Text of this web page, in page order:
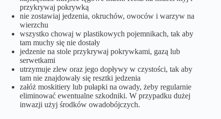
przykrywaj pokrywką
nie zostawiaj jedzenia, okruchów, owoców i warzyw na
wierzchu
wszystko chowaj w plastikowych pojemnikach, tak aby
tam muchy się nie dostały
jedzenie na stole przykrywaj pokrywkami, gazą lub
serwetkami
utrzymuje zlew oraz jego dopływy w czystości, tak aby
tam nie znajdowały się resztki jedzenia
załóż moskitiery lub pułapki na owady, żeby regularnie
eliminować ewentualne szkodniki. W przypadku dużej
inwazji użyj środków owadobójczych.